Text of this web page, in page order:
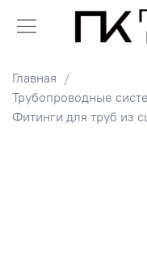
Главная
Трубопроводные
Фитинги для труб из